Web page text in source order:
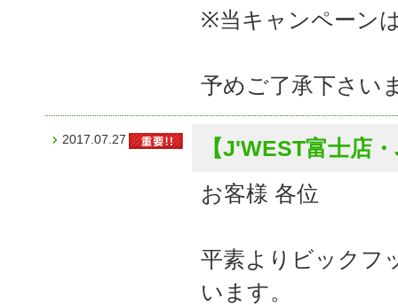
※当キャンペーン
予めご了承下さい
2017.07.27
【J'WEST富士店
お客様 各位
平素よりビックフ
います。